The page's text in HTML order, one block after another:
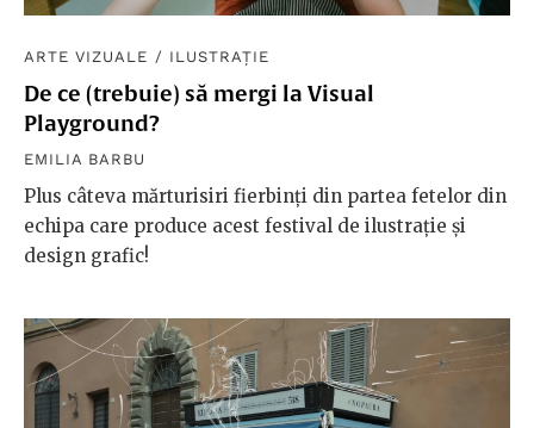
ARTE VIZUALE / ILUSTRAȚIE
De ce (trebuie) să mergi la Visual
Playground?
EMILIA BARBU
Plus câteva mărturisiri fierbinți din partea fetelor din
echipa care produce acest festival de ilustrație și
design grafic!